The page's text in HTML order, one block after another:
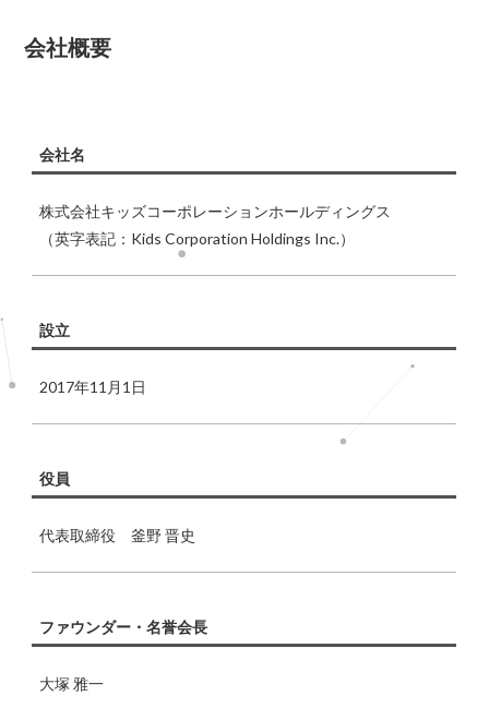
会社概要
会社名
株式会社キッズコーポレーションホールディングス
（英字表記：Kids Corporation Holdings Inc.）
設立
2017年11月1日
役員
代表取締役 釜野 晋史
ファウンダー・名誉会長
大塚 雅一